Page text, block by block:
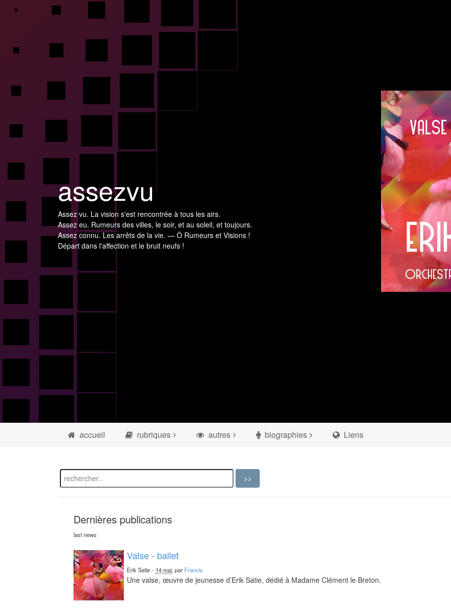
assezvu
Assez vu. La vision s'est rencontrée à tous les airs.
Assez eu. Rumeurs des villes, le soir, et au soleil, et toujours.
Assez connu. Les arrêts de la vie. — Ô Rumeurs et Visions !
Départ dans l'affection et le bruit neufs !
accueil rubriques autres biographies Liens
Dernières publications
last news
Valse - ballet
Erik Satie - 14 mai, par Francis
Une valse, œuvre de jeunesse d’Erik Satie, dédié à Madame Clément le Breton.